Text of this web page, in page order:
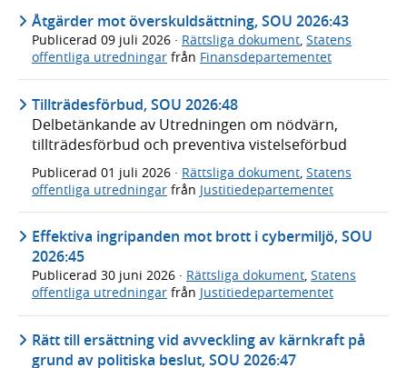
Åtgärder mot överskuldsättning, SOU 2026:43
Publicerad 09 juli 2026 · Rättsliga dokument, Statens
offentliga utredningar från Finansdepartementet
Tillträdesförbud, SOU 2026:48
Delbetänkande av Utredningen om nödvärn,
tillträdesförbud och preventiva vistelseförbud
Publicerad 01 juli 2026 · Rättsliga dokument Statens
offentliga utredningar från Justitiedepartementet
Effektiva ingripanden mot brott i cybermiljö, SOU
2026:45
Publicerad 30 juni 2026 · Rättsliga dokument, Statens
offentliga utredningar från Justitiedepartementet
Rätt till ersättning vid avveckling av kärnkraft på
grund av politiska beslut, SOU 2026:47